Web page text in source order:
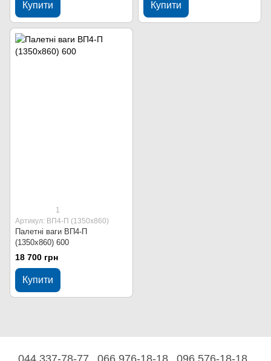
Купити Купити
1
Артикул: ВП4-П (1350х860)
Палетні ваги ВП4-П
(1350х860) 600
18 700 грн
Купити
044 337-78-77 066 976-18-18 096 576-18-18